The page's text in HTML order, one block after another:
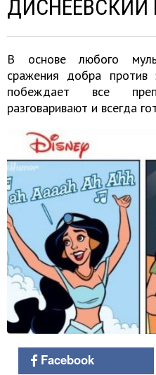
ДИСНЕЕВСКИЙ
В основе любого
сражения добра против
побеждает все
разговаривают и всегда
Facebook